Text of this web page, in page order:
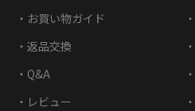
お買い物ガイド
返品交換
Q&A
レビュー